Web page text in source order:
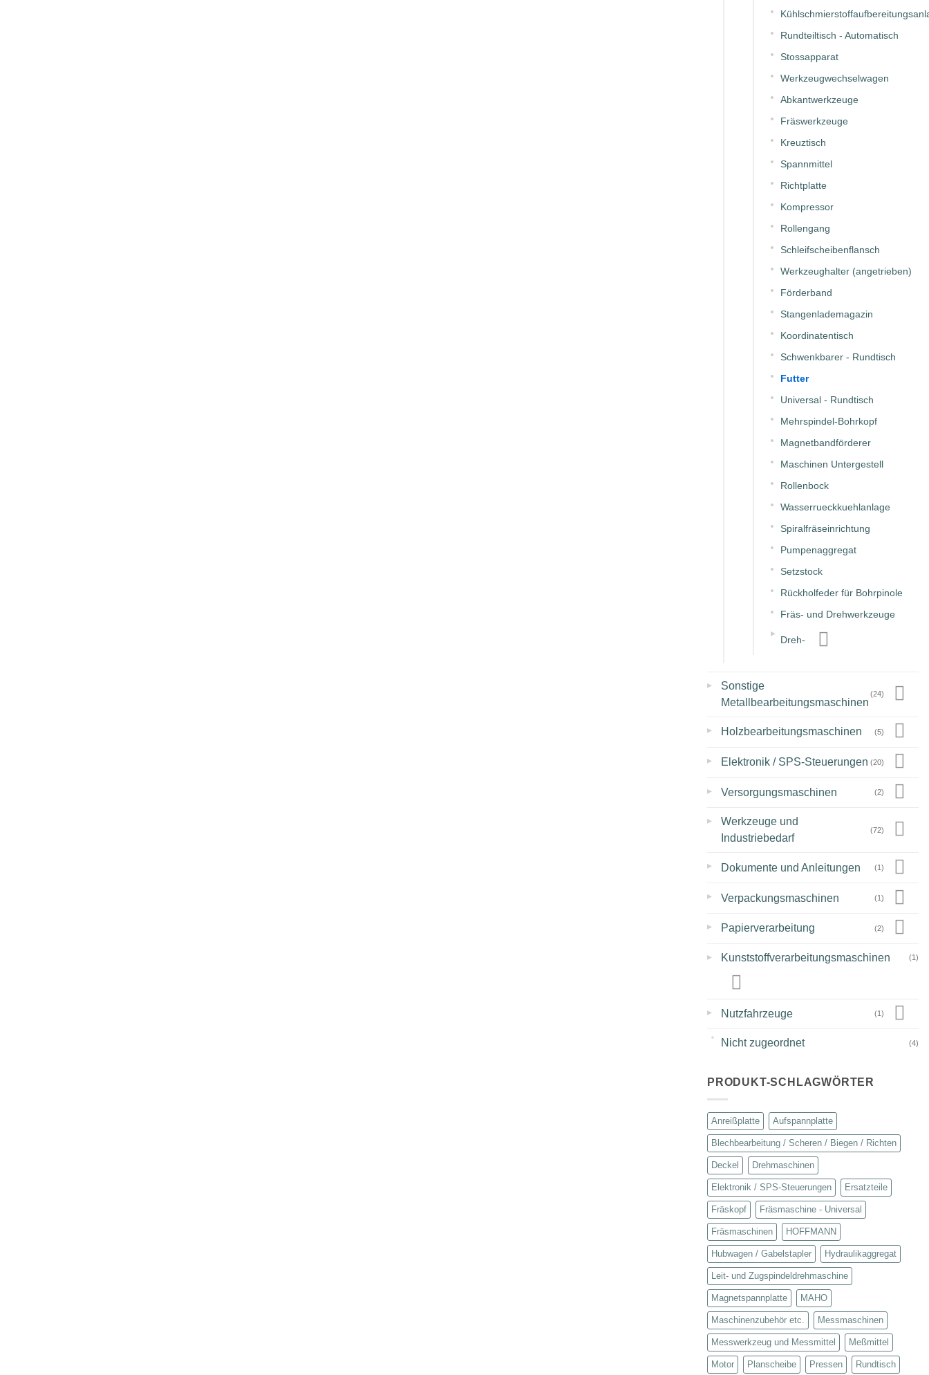
Rundteiltisch - Automatisch
Stossapparat
Werkzeugwechselwagen
Abkantwerkzeuge
Fräswerkzeuge
Kreuztisch
Spannmittel
Richtplatte
Kompressor
Rollengang
Schleifscheibenflansch
Werkzeughalter (angetrieben)
Förderband
Stangenlademagazin
Koordinatentisch
Schwenkbarer - Rundtisch
Futter
Universal - Rundtisch
Mehrspindel-Bohrkopf
Magnetbandförderer
Maschinen Untergestell
Rollenbock
Wasserrueckkuehlanlage
Spiralfräseinrichtung
Pumpenaggregat
Setzstock
Rückholfeder für Bohrpinole
Fräs- und Drehwerkzeuge
▸
Dreh-
▸
Sonstige
Metallbearbeitungsmaschinen
(24)
▸ Holzbearbeitungsmaschinen (5)
▸ Elektronik / SPS-Steuerungen (20)
▸ Versorgungsmaschinen (2)
▸
Werkzeuge und
Industriebedarf
(72)
▸ Dokumente und Anleitungen (1)
▸ Verpackungsmaschinen (1)
▸ Papierverarbeitung (2)
▸ Kunststoffverarbeitungsmaschinen (1)
▸ Nutzfahrzeuge (1)
Nicht zugeordnet (4)
PRODUKT-SCHLAGWÖRTER
Anreißplatte Aufspannplatte
Blechbearbeitung / Scheren / Biegen / Richten
Deckel Drehmaschinen
Elektronik / SPS-Steuerungen Ersatzteile
Fräskopf Fräsmaschine - Universal
Fräsmaschinen HOFFMANN
Hubwagen / Gabelstapler Hydraulikaggregat
Leit- und Zugspindeldrehmaschine
Magnetspannplatte MAHO
Maschinenzubehör etc. Messmaschinen
Messwerkzeug und Messmittel Meßmittel
Motor Planscheibe Pressen Rundtisch